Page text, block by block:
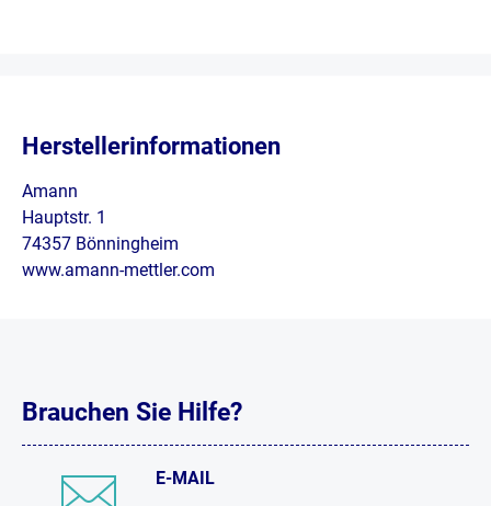
Herstellerinformationen
Amann
Hauptstr. 1
74357 Bönningheim
www.amann-mettler.com
Brauchen Sie Hilfe?
E-MAIL